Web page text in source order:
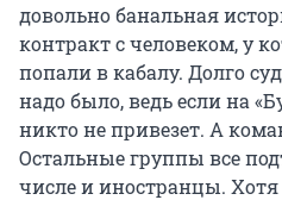
довольно банальная
контракт с человеком, у
попали в кабалу. Долго
надо было, ведь если на
никто не привезет. А
Остальные группы все
числе и иностранцы.